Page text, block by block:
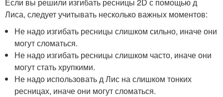
Лиса, следует учитывать несколько важных моментов:
Не надо изгибать ресницы слишком сильно, иначе они
могут сломаться.
Не надо изгибать ресницы слишком часто, иначе они
могут стать хрупкими.
Не надо использовать д Лис на слишком тонких
ресницах, иначе они могут сломаться.